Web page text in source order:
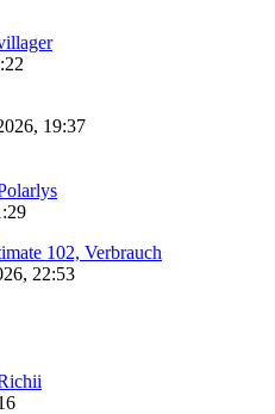
19:37
102, Verbrauch
22:53